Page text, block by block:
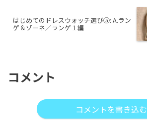
はじめてのドレスウォッチ選び⑤: A.ラン
ゲ＆ゾーネ／ランゲ１編
コメント
コメントを書き込む